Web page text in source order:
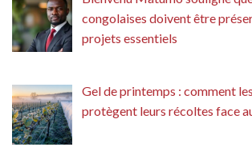
congolaises doivent être
projets essentiels
Gel de printemps : comment
protègent leurs récoltes face